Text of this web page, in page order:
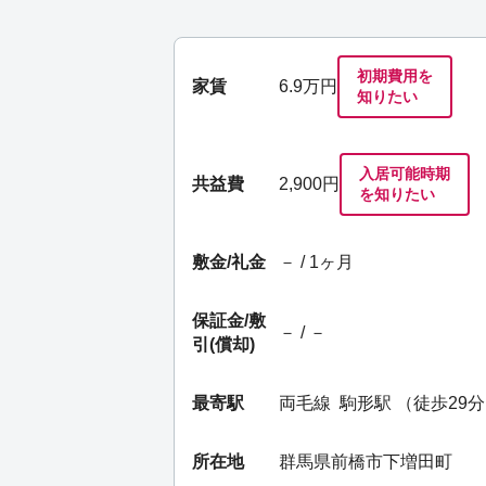
家賃 6.9万円
初期費用を
知りたい
共益費 2,900円
入居可能時期
を知りたい
敷金/礼金 － / 1ヶ月
保証金/敷
引(償却)
－ / －
最寄駅 両毛線 駒形駅 （徒歩29
所在地 群馬県前橋市下増田町